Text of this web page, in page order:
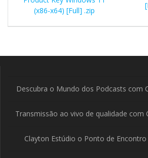
Post(x86-x64) [Full] .zip
Descubra o Mundo dos Podcasts com
Transmissão ao vivo de qualidade com
Clayton Estúdio o Ponto de Encontro